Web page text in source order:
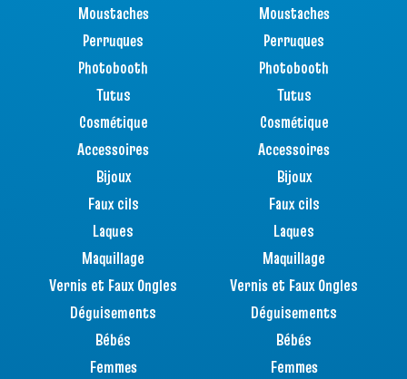
Moustaches
Perruques
Photobooth
Tutus
Cosmétique
Accessoires
Bijoux
Faux cils
Laques
Maquillage
Vernis et Faux Ongles
Déguisements
Bébés
Femmes
Moustaches
Perruques
Photobooth
Tutus
Cosmétique
Accessoires
Bijoux
Faux cils
Laques
Maquillage
Vernis et Faux Ongles
Déguisements
Bébés
Femmes